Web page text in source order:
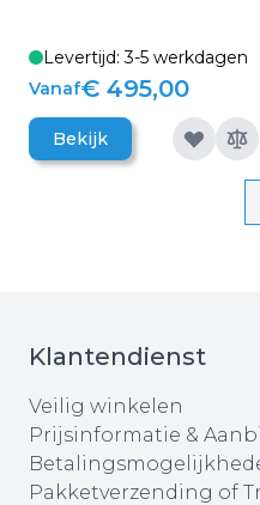
Levertijd: 3-5 werkdagen
Vanaf€ 495,00
Bekijk
Klantendienst
Veilig winkelen
Prijsinformatie &
Pakketverzending of